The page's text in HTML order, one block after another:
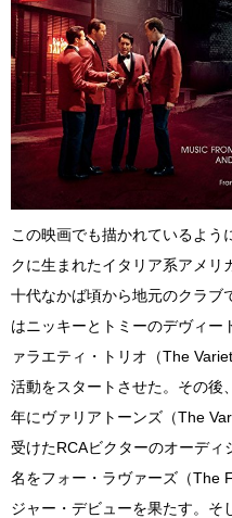
この映画でも描かれているよう
クに生まれたイタリア系アメリ
十代なかば頃から地元のクラブ
はニッキーとトミーのデヴィー
ァラエティ・トリオ（The
活動をスタートさせた。その後
年にヴァリアトーンズ（The
受けたRCAビクターのオーデ
名をフォー・ラヴァーズ（The
ジャー・デビューを果たす。そ